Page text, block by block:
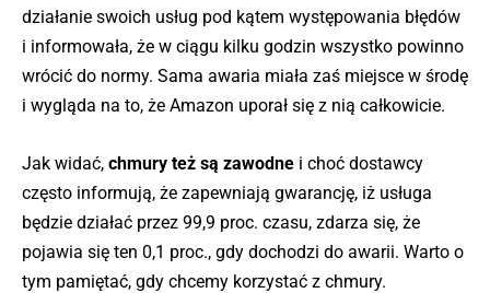
działanie swoich usług pod kątem występowania błędów
i informowała, że w ciągu kilku godzin wszystko powinno
wrócić do normy. Sama awaria miała zaś miejsce w środę
i wygląda na to, że Amazon uporał się z nią całkowicie.
Jak widać, chmury też są zawodne i choć dostawcy
często informują, że zapewniają gwarancję, iż usługa
będzie działać przez 99,9 proc. czasu, zdarza się, że
pojawia się ten 0,1 proc., gdy dochodzi do awarii. Warto o
tym pamiętać, gdy chcemy korzystać z chmury.